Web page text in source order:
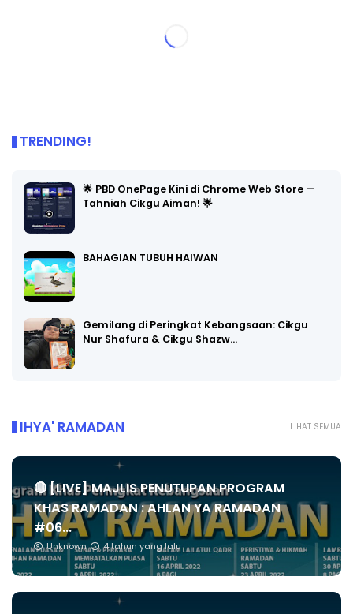
TRENDING!
🌟 PBD OnePage Kini di Chrome Web Store —
Tahniah Cikgu Aiman! 🌟
BAHAGIAN TUBUH HAIWAN
Gemilang di Peringkat Kebangsaan: Cikgu
Nur Shafura & Cikgu Shazw…
LIHAT SEMUA
IHYA' RAMADAN
🔴 [LIVE] MAJLIS PENUTUPAN PROGRAM
KHAS RAMADAN : AHLAN YA RAMADAN
#06...
Unknown 4 tahun yang lalu